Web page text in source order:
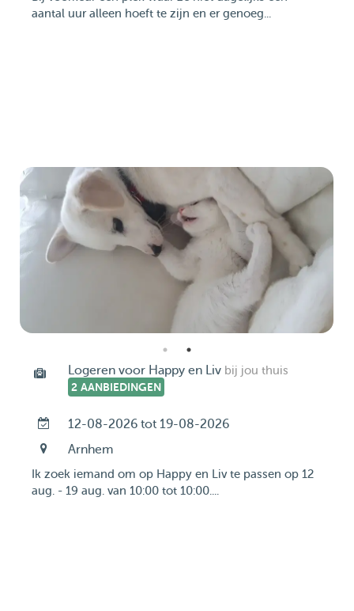
aantal uur alleen hoeft te zijn en er genoeg...
Logeren voor Happy en Liv bij jou thuis
2 AANBIEDINGEN
12-08-2026 tot 19-08-2026
Arnhem
Ik zoek iemand om op Happy en Liv te passen op 12
aug. - 19 aug. van 10:00 tot 10:00....